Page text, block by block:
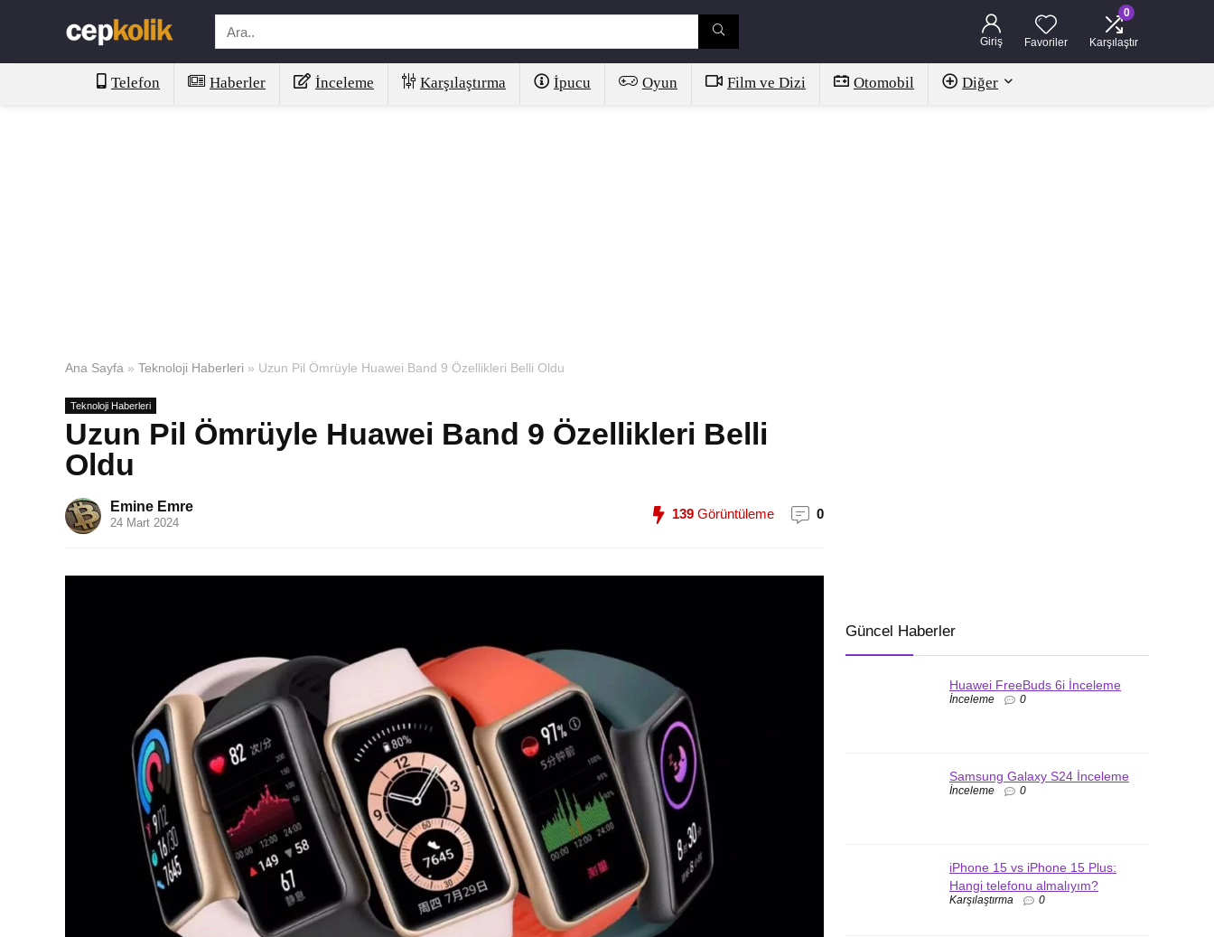
Giriş Favoriler
0
Karşılaştır
Telefon Haberler İnceleme Karşılaştırma İpucu Oyun Film ve Dizi Otomobil Diğer
Ana Sayfa » Teknoloji Haberleri » Uzun Pil Ömrüyle Huawei Band 9 Özellikleri Belli Oldu
Teknoloji Haberleri
Uzun Pil Ömrüyle Huawei Band 9 Özellikleri Belli
Oldu
Emine Emre
24 Mart 2024
139 Görüntüleme 0
Güncel Haberler
Huawei FreeBuds 6i İnceleme
İnceleme 0
Samsung Galaxy S24 İnceleme
İnceleme 0
iPhone 15 vs iPhone 15 Plus:
Hangi telefonu almalıyım?
Karşılaştırma 0